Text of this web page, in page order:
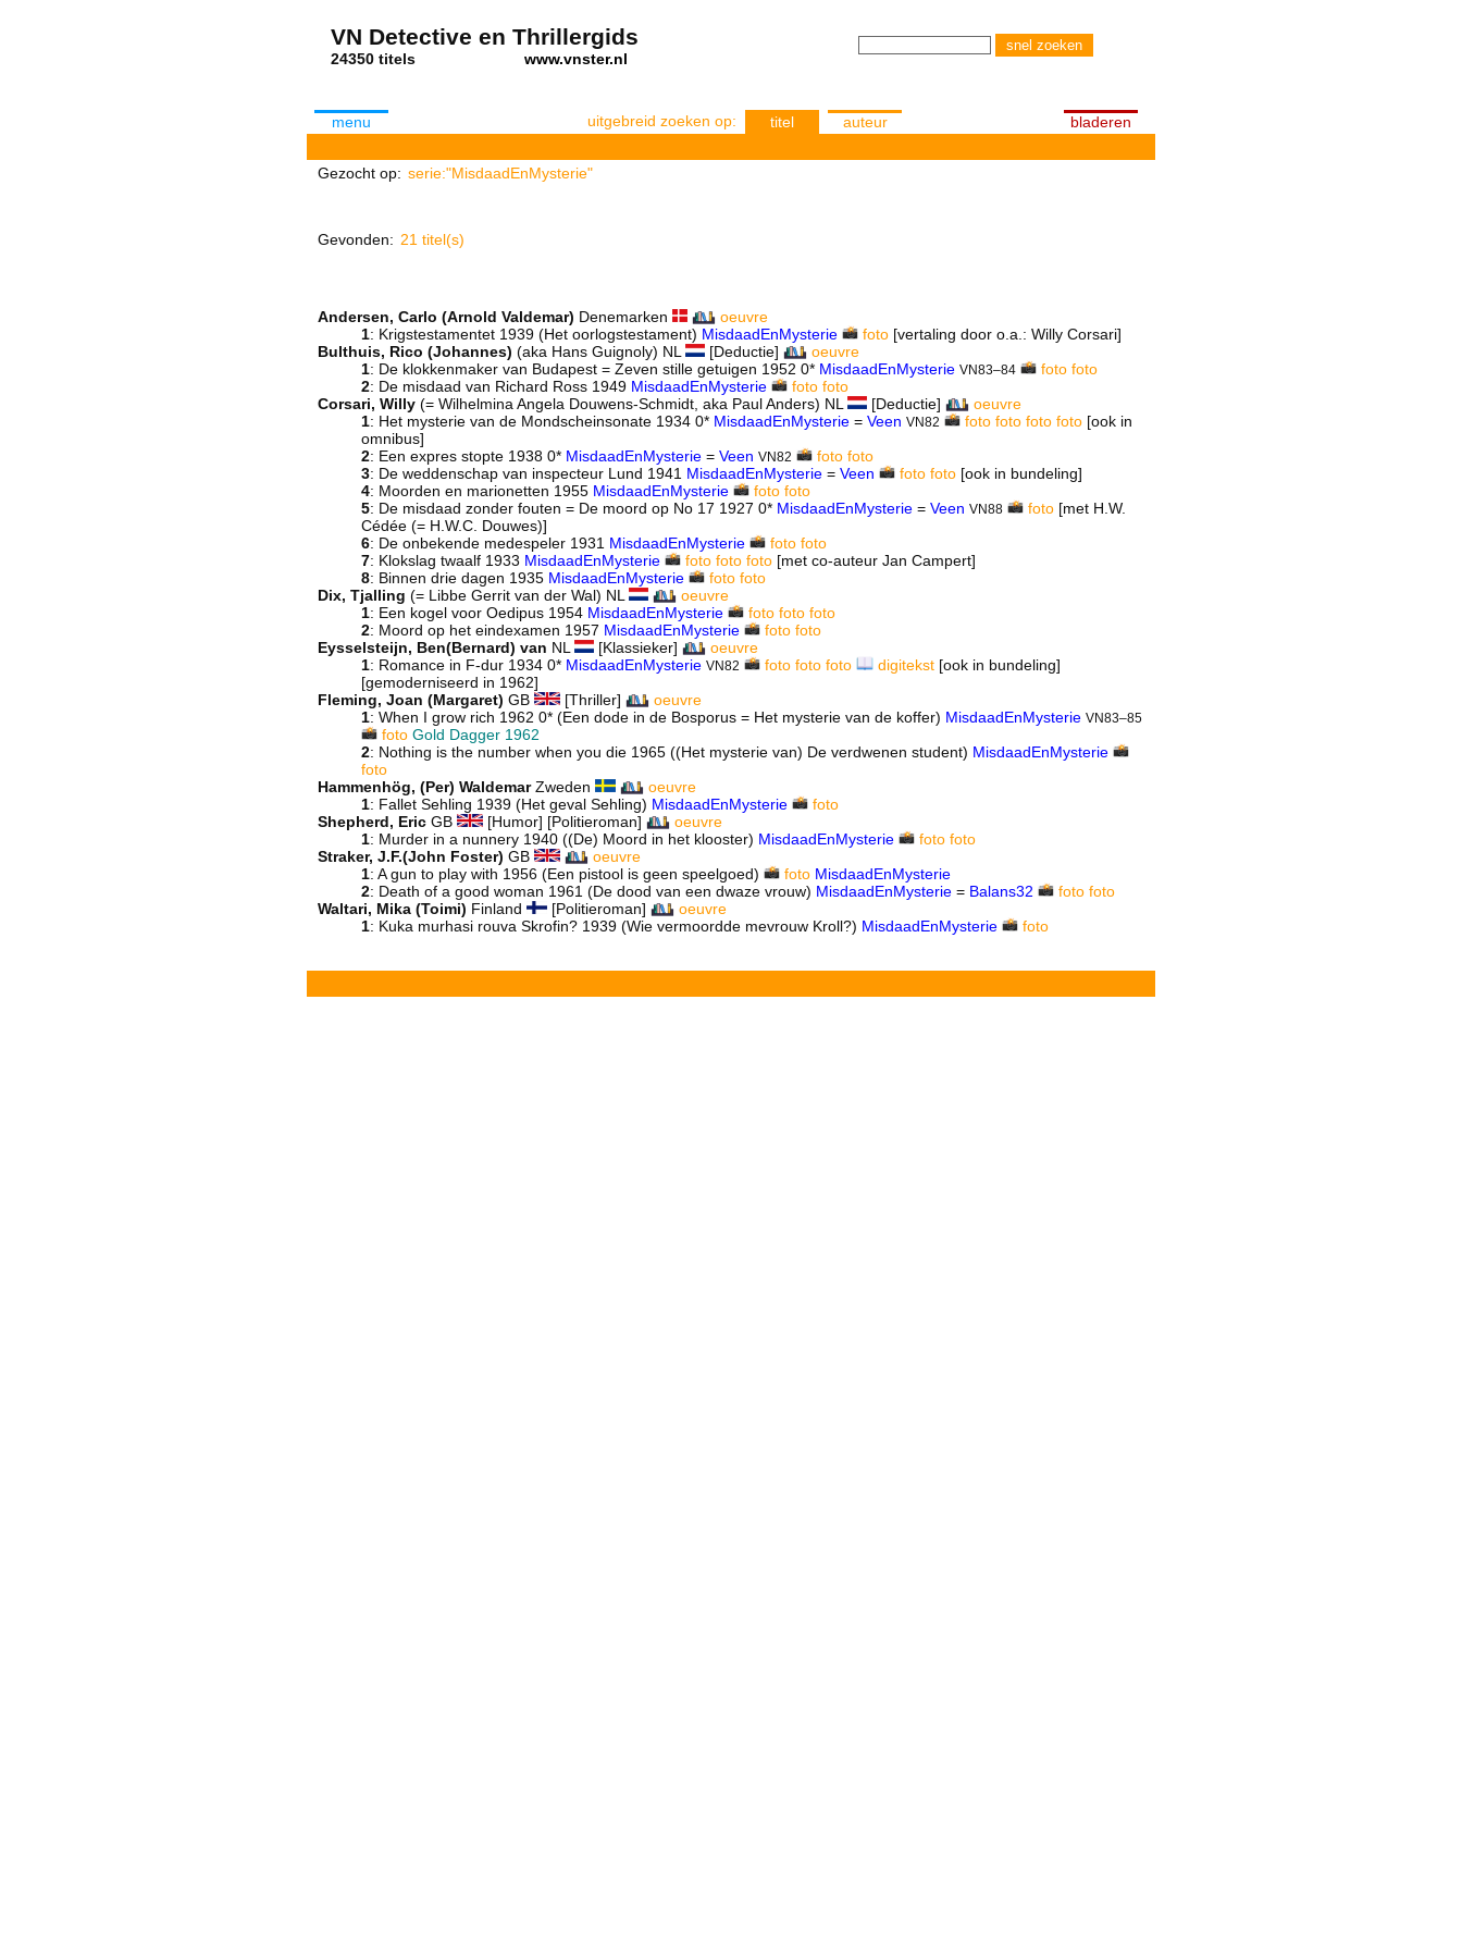
VN Detective en Thrillergids
24350 titels www.vnster.nl
menu uitgebreid zoeken op: titel auteur bladeren
Gezocht op: serie:"MisdaadEnMysterie"
Gevonden: 21 titel(s)
Andersen, Carlo (Arnold Valdemar) Denemarken
oeuvre
1: Krigstestamentet 1939 (Het oorlogstestament) MisdaadEnMysterie foto[vertaling door o.a.: Willy Corsari]
Bulthuis, Rico (Johannes) (aka Hans Guignoly) NL [Deductie]
oeuvre
1: De klokkenmaker van Budapest = Zeven stille getuigen 1952 0* MisdaadEnMysterie VN83–84 foto foto
2: De misdaad van Richard Ross 1949 MisdaadEnMysterie foto foto
Corsari, Willy (= Wilhelmina Angela Douwens-Schmidt, aka Paul Anders) NL [Deductie]
oeuvre
1: Het mysterie van de Mondscheinsonate 1934 0* MisdaadEnMysterie = Veen VN82 foto foto foto foto[ook in
omnibus]
2: Een expres stopte 1938 0* MisdaadEnMysterie = Veen VN82 foto foto
3: De weddenschap van inspecteur Lund 1941 MisdaadEnMysterie = Veen foto foto[ook in bundeling]
4: Moorden en marionetten 1955 MisdaadEnMysterie foto foto
5: De misdaad zonder fouten = De moord op No 17 1927 0* MisdaadEnMysterie = Veen VN88 foto[met H.W.
Cédée (= H.W.C. Douwes)]
6: De onbekende medespeler 1931 MisdaadEnMysterie foto foto
7: Klokslag twaalf 1933 MisdaadEnMysterie foto foto foto[met co-auteur Jan Campert]
8: Binnen drie dagen 1935 MisdaadEnMysterie foto foto
Dix, Tjalling (= Libbe Gerrit van der Wal) NL
oeuvre
1: Een kogel voor Oedipus 1954 MisdaadEnMysterie foto foto foto
2: Moord op het eindexamen 1957 MisdaadEnMysterie foto foto
Eysselsteijn, Ben(Bernard) van NL [Klassieker]
oeuvre
1: Romance in F-dur 1934 0* MisdaadEnMysterie VN82 foto foto foto digitekst[ook in bundeling]
[gemoderniseerd in 1962]
Fleming, Joan (Margaret) GB [Thriller]
oeuvre
1: When I grow rich 1962 0* (Een dode in de Bosporus = Het mysterie van de koffer) MisdaadEnMysterie VN83–85
foto Gold Dagger 1962
2: Nothing is the number when you die 1965 ((Het mysterie van) De verdwenen student) MisdaadEnMysterie
foto
Hammenhög, (Per) WaldemarZweden
oeuvre
1: Fallet Sehling 1939 (Het geval Sehling) MisdaadEnMysterie
foto
Shepherd, Eric GB [Humor] [Politieroman]
oeuvre
1: Murder in a nunnery 1940 ((De) Moord in het klooster) MisdaadEnMysterie foto foto
Straker, J.F.(John Foster) GB
oeuvre
1: A gun to play with 1956 (Een pistool is geen speelgoed) foto MisdaadEnMysterie
2: Death of a good woman 1961 (De dood van een dwaze vrouw) MisdaadEnMysterie = Balans32 foto foto
Waltari, Mika (Toimi) Finland [Politieroman]
oeuvre
1: Kuka murhasi rouva Skrofin? 1939 (Wie vermoordde mevrouw Kroll?) MisdaadEnMysterie foto